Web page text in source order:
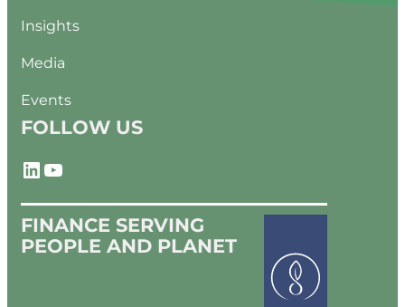
Insights
Media
Events
FOLLOW US
LinkedIn YouTube
FINANCE SERVING
PEOPLE AND PLANET